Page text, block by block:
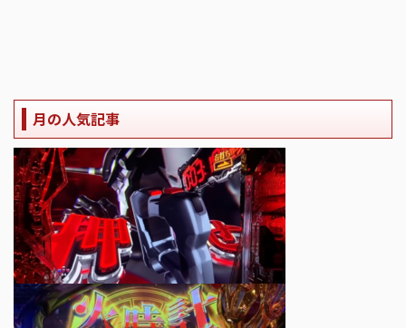
月の人気記事